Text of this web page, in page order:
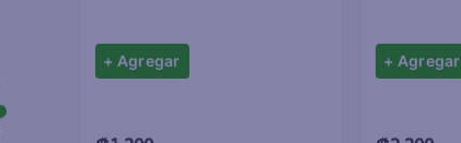
+ Agregar + Agregar